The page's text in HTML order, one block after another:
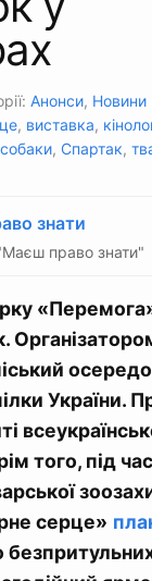
Анонси, Новини
, виставка,
собаки, Спартак,
знати
право знати"
України.
того, під
серце»